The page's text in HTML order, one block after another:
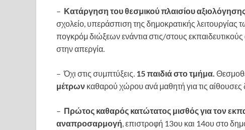
– Κατάργηση του θεσμικού πλαισίου
σχολείο, υπεράσπιση της δημοκρατικής
πογκρόμ διώξεων ενάντια στις/στους
στην απεργία.
– Όχι στις συμπτύξεις. 15 παιδιά στο τμήμα.
μέτρων καθαρού χώρου ανά μαθητή για τις αίθουσες
– Πρώτος καθαρός κατώτατος μισθός για τον
αναπροσαρμογή , επιστροφή 13ου και 14ου στο